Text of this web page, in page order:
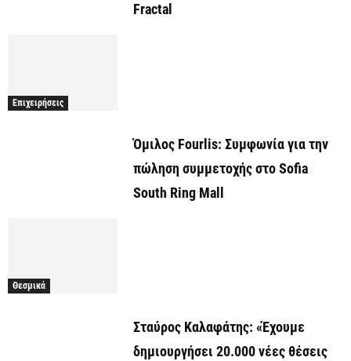
Fractal
Επιχειρήσεις
Όμιλος Fourlis: Συμφωνία για την
πώληση συμμετοχής στο Sofia
South Ring Mall
Θεσμικά
Σταύρος Καλαφάτης: «Έχουμε
δημιουργήσει 20.000 νέες θέσεις